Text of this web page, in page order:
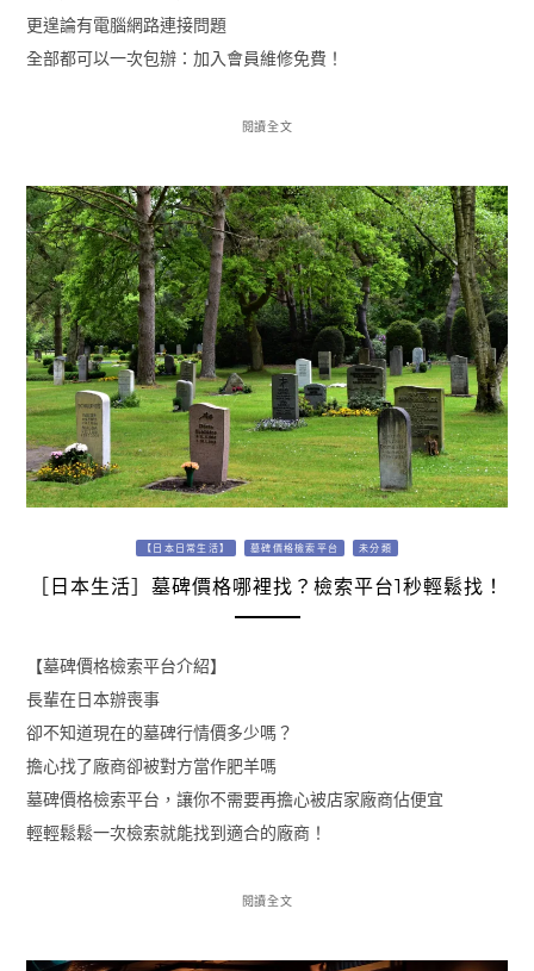
更遑論有電腦網路連接問題
全部都可以一次包辦：加入會員維修免費！
閱讀全文
【日本日常生活】 墓碑價格檢索平台 未分類
［日本生活］墓碑價格哪裡找？檢索平台1秒輕鬆找！
【墓碑價格檢索平台介紹】
長輩在日本辦喪事
卻不知道現在的墓碑行情價多少嗎？
擔心找了廠商卻被對方當作肥羊嗎
墓碑價格檢索平台，讓你不需要再擔心被店家廠商佔便宜
輕輕鬆鬆一次檢索就能找到適合的廠商！
閱讀全文